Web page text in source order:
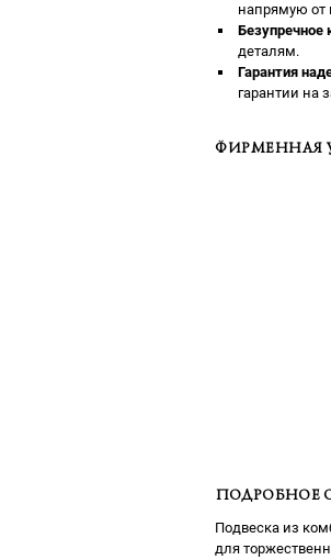
напрямую от
Безупречное
деталям.
Гарантия
гарантии на
ФИРМЕННАЯ
ПОДРОБНОЕ
Подвеска из
для